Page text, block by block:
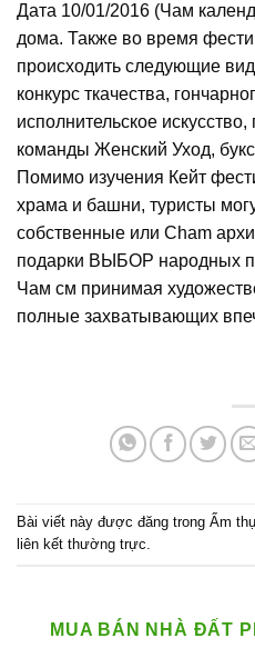
Дата 10/01/2016 (Чам
дома. Также во время
происходить следующие
конкурс ткачества,
исполнительское
команды Женский Уход,
Помимо изучения Кейт
храма и башни, туристы
собственные или Cham
подарки ВЫБОР народных
Чам см принимая
полные захватывающих
Bài viết này được đăng trong Ẩm
liên kết thường trực.
MUA BÁN NHÀ ĐẤT